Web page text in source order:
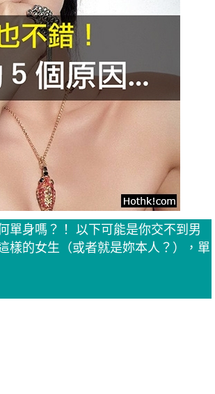
單身嗎？！ 以下可能是你交不到男
樣的女生（或者就是妳本人？），單